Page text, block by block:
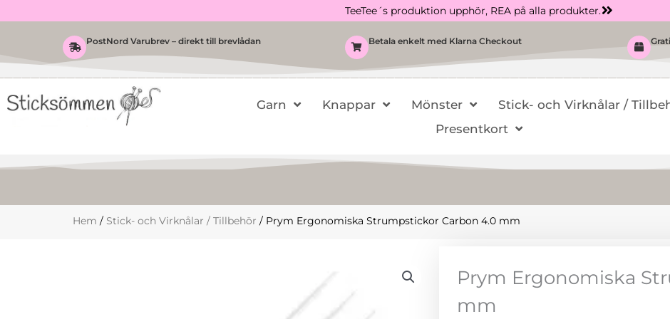
till
TeeTee´s produktion upphör, REA på alla produkter.
PostNord Varubrev – direkt till brevlådan Betala enkelt med Klarna Checkout
Garn Knappar Mönster
Stick- och Virknålar /
Presentkort
Hem / Stick- och Virknålar / Tillbehör / Prym Ergonomiska Strumpstickor Carbon 4.0 mm
Prym Ergonomiska
mm